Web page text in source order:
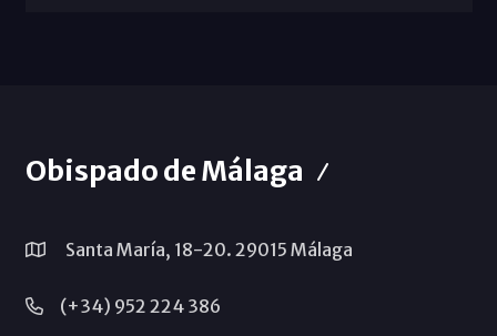
Obispado de Málaga
Santa María, 18-20. 29015 Málaga
(+34) 952 224 386